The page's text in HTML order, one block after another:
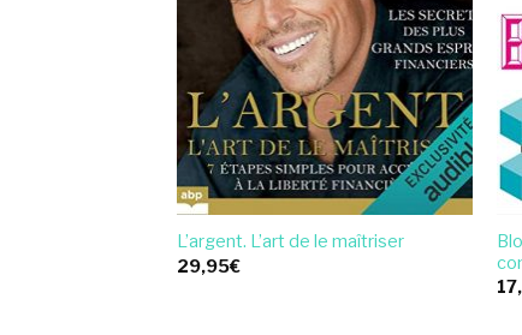
L’argent. L’art de le maîtriser
29,95€